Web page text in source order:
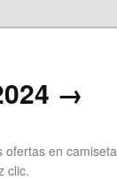
→
ofertas en camiseta
clic.